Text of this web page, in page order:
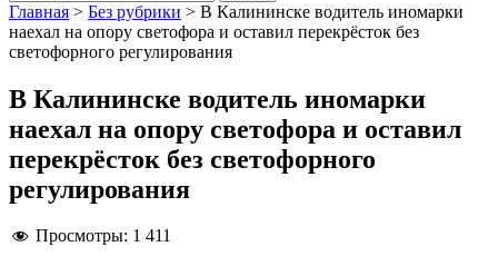
Главная > Без рубрики > В Калининске водитель иномарки
наехал на опору светофора и оставил перекрёсток без
светофорного регулирования
В Калининске водитель иномарки
наехал на опору светофора и оставил
перекрёсток без светофорного
регулирования
Просмотры: 1 411